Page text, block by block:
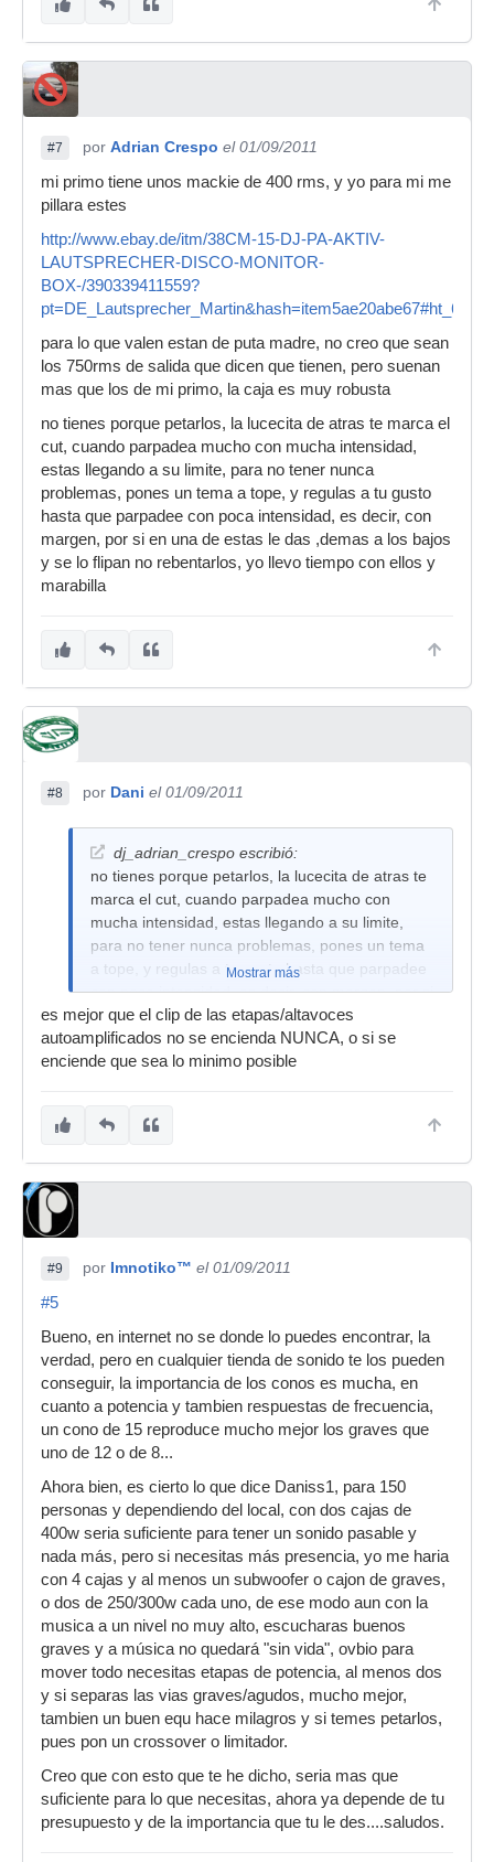
#7 por Adrian Crespo el 01/09/2011
mi primo tiene unos mackie de 400 rms, y yo para mi me
pillara estes
http://www.ebay.de/itm/38CM-15-DJ-PA-AKTIV-
LAUTSPRECHER-DISCO-MONITOR-
BOX-/390339411559?
para lo que valen estan de puta madre, no creo que sean
los 750rms de salida que dicen que tienen, pero suenan
mas que los de mi primo, la caja es muy robusta
no tienes porque petarlos, la lucecita de atras te marca el
cut, cuando parpadea mucho con mucha intensidad,
estas llegando a su limite, para no tener nunca
problemas, pones un tema a tope, y regulas a tu gusto
hasta que parpadee con poca intensidad, es decir, con
margen, por si en una de estas le das ,demas a los bajos
y se lo flipan no rebentarlos, yo llevo tiempo con ellos y
marabilla
#8 por Dani el 01/09/2011
dj_adrian_crespo escribió:
no tienes porque petarlos, la lucecita de atras te
marca el cut, cuando parpadea mucho con
mucha intensidad, estas llegando a su limite,
para no tener nunca problemas, pones un tema
a tope, y regulas a tu gusto hasta que parpadee
con poca intensidad, es decir, con margen, por si
en una de estas le das ,demas a los bajos y se lo
flipan no rebentarlos, yo llevo tiempo con ellos y
marabilla
Mostrar más
es mejor que el clip de las etapas/altavoces
autoamplificados no se encienda NUNCA, o si se
enciende que sea lo minimo posible
#9 por Imnotiko™ el 01/09/2011
#5
Bueno, en internet no se donde lo puedes encontrar, la
verdad, pero en cualquier tienda de sonido te los pueden
conseguir, la importancia de los conos es mucha, en
cuanto a potencia y tambien respuestas de frecuencia,
un cono de 15 reproduce mucho mejor los graves que
uno de 12 o de 8...
Ahora bien, es cierto lo que dice Daniss1, para 150
personas y dependiendo del local, con dos cajas de
400w seria suficiente para tener un sonido pasable y
nada más, pero si necesitas más presencia, yo me haria
con 4 cajas y al menos un subwoofer o cajon de graves,
o dos de 250/300w cada uno, de ese modo aun con la
musica a un nivel no muy alto, escucharas buenos
graves y a música no quedará "sin vida", ovbio para
mover todo necesitas etapas de potencia, al menos dos
y si separas las vias graves/agudos, mucho mejor,
tambien un buen equ hace milagros y si temes petarlos,
pues pon un crossover o limitador.
Creo que con esto que te he dicho, seria mas que
suficiente para lo que necesitas, ahora ya depende de tu
presupuesto y de la importancia que tu le des....saludos.